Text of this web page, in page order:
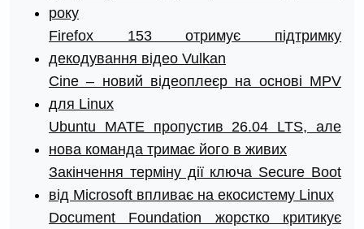
року
Firefox 153 отримує підтримку
декодування відео Vulkan
Cine – новий відеоплеєр на основі MPV
для Linux
Ubuntu MATE пропустив 26.04 LTS, але
нова команда тримає його в живих
Закінчення терміну дії ключа Secure Boot
від Microsoft впливає на екосистему Linux
Document Foundation жорстко критикує